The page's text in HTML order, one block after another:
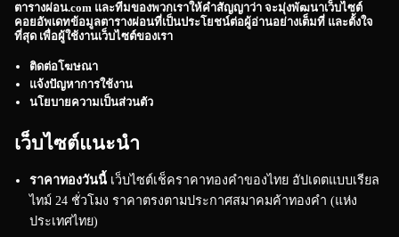
ตารางผ่อน.com และทีมของพวกเราให้คำสัญญาว่า จะมุ่งพัฒนาเว็บไซต์
คอยอัพเดทข้อมูลตารางผ่อนที่เป็นประโยชน์ต่อผู้อ่านอย่างเต็มที่ และตั้งใจ
ที่สุด เพื่อผู้ใช้งานเว็บไซต์ของเรา
ติดต่อโฆษณา
แจ้งปัญหาการใช้งาน
นโยบายความเป็นส่วนตัว
เว็บไซต์แนะนำ
ราคาทองวันนี้ เว็บไซต์เช็คราคาทองคำของไทย อัปเดตแบบเรียล
ไทม์ 24 ชั่วโมง ราคาตรงตามประกาศสมาคมค้าทองคำ (แห่ง
ประเทศไทย)